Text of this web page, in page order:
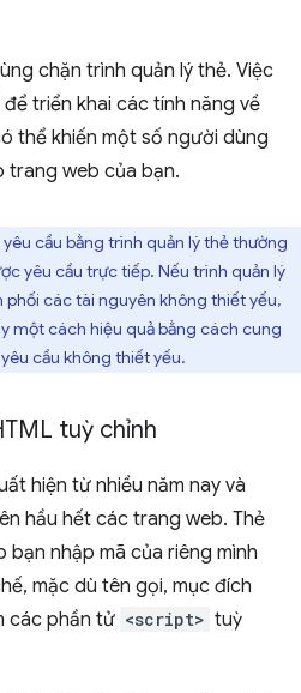
chặn trình quản lý thẻ. Việc
triển khai các tính năng về
thể khiến một số người dùng
web của bạn.
cầu bằng trình quản lý thẻ thường
yêu cầu trực tiếp. Nếu trình quản lý
các tài nguyên không thiết yếu,
một cách hiệu quả bằng cách cung
cầu không thiết yếu.
tuỳ chỉnh
hiện từ nhiều năm nay và
hầu hết các trang web. Thẻ
bạn nhập mã của riêng mình
mặc dù tên gọi, mục đích
các phần tử <script> tuỳ